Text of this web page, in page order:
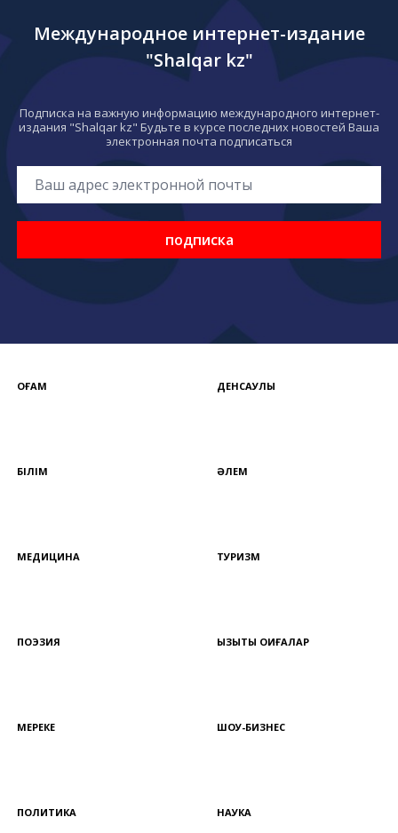
Международное интернет-издание
"Shalqar kz"
Подписка на важную информацию международного интернет-
издания "Shalqar kz" Будьте в курсе последних новостей Ваша
электронная почта подписаться
подписка
ҚОҒАМ ДЕНСАУЛЫҚ
БІЛІМ ӘЛЕМ
МЕДИЦИНА ТУРИЗМ
ПОЭЗИЯ ҚЫЗЫҚТЫ ОҚИҒАЛАР
МЕРЕКЕ ШОУ-БИЗНЕС
ПОЛИТИКА НАУКА